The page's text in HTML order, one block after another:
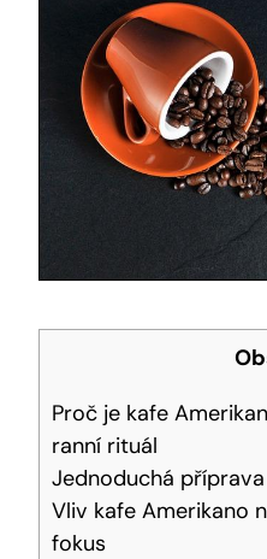
Proč je kafe
ranní rituál
Jednoduchá
Vliv kafe‍ Amerikano
fokus